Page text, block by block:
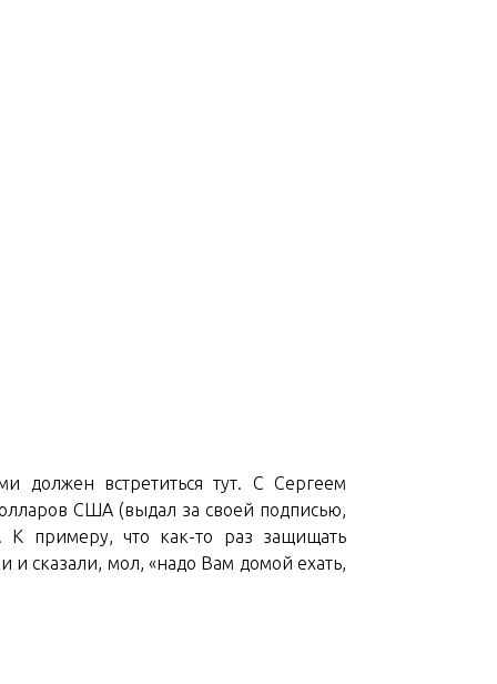
должен встретиться тут. С Сергеем
США (выдал за своей подписью,
К примеру, что как-то раз защищать
сказали, мол, «надо Вам домой ехать,